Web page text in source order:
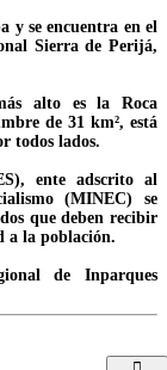
y se encuentra en el
Sierra de Perijá,
alto es la Roca
de 31 km², está
todos lados.
ente adscrito al
(MINEC) se
que deben recibir
a la población.
de Inparques